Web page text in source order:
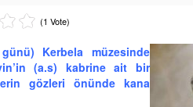
(1 Vote)
Kerbela müzesinde
(a.s) kabrine ait bir
gözleri önünde kana